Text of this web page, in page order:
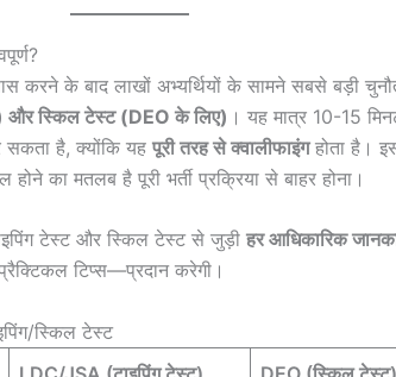
करने के बाद लाखों अभ्यर्थियों के सामने सबसे बड़ी
और स्किल टेस्ट (DEO के लिए) । यह मात्र 10-15
सकता है, क्योंकि यह पूरी तरह से क्वालीफाइंगहोता है।
का मतलब है पूरी भर्ती प्रक्रिया से बाहर होना।
टेस्ट और स्किल टेस्ट से जुड़ी हर आधिकारिक
टिप्स—प्रदान करेगी।
स्किल टेस्ट